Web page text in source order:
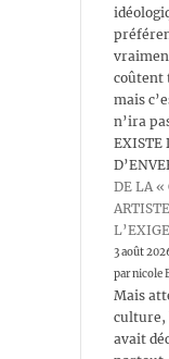
coûtent
mais
n’ira
EXISTE
DE LA «
3 août
par nicole
Mais
culture,
avait